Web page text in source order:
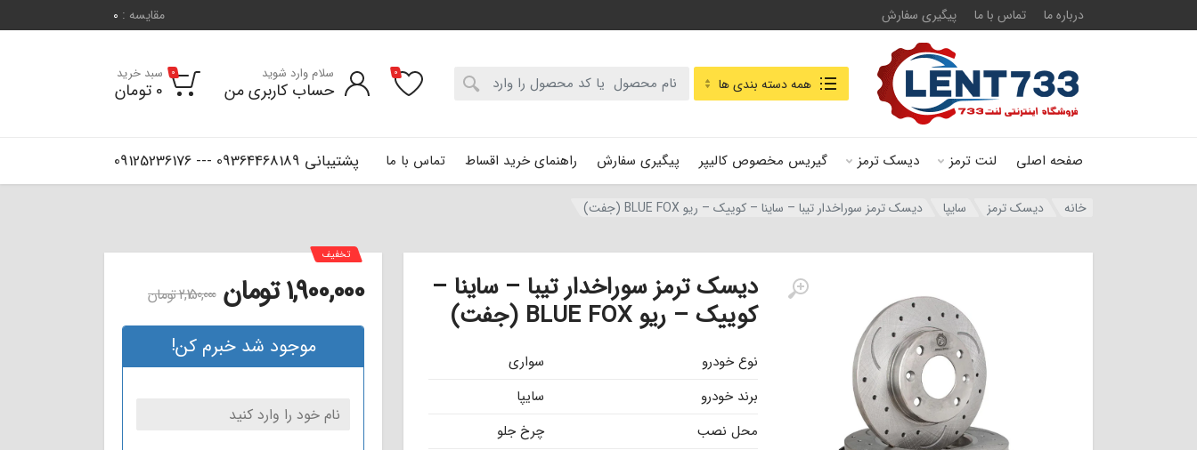
درباره ما تماس با ما پیگیری سفارش مقایسه : 0
صفحه اصلی لنت ترمز دیسک ترمز گیریس مخصوص کالیپر پیگیری سفارش راهنمای خرید اقساط تماس با ما پشتیبانی 09364468189 --- 09125236176
جستجو در:همه دسته بندی ها
0 سلام وارد شوید
حساب کاربری من
0 سبد خرید
0 تومان
خانه دیسک ترمز سایپا دیسک ترمز سوراخدار تیبا – ساینا – کوییک – ریو BLUE FOX (جفت)
دیسک ترمز سوراخدار تیبا – ساینا –
کوییک – ریو BLUE FOX (جفت)
نوع خودرو
سواری
برند خودرو
سایپا
محل نصب
چرخ جلو
تخفیف
1,900,000تومان 2,150,000تومان
موجود شد خبرم کن!